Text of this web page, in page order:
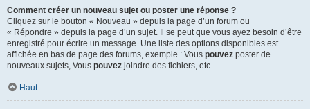
Comment créer un nouveau sujet ou poster une réponse ?
Cliquez sur le bouton « Nouveau » depuis la page d’un forum ou
« Répondre » depuis la page d’un sujet. Il se peut que vous ayez besoin d’être
enregistré pour écrire un message. Une liste des options disponibles est
affichée en bas de page des forums, exemple : Vous pouvez poster de
nouveaux sujets, Vous pouvez joindre des fichiers, etc.
Haut